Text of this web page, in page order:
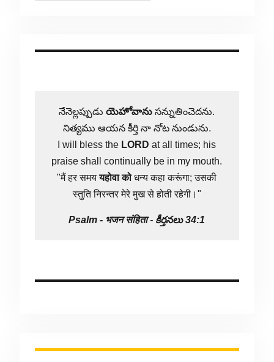
నేనెల్లప్పుడుయెహోవాను సన్నుతించెదను.
నిత్యము ఆయన కీర్తి నా నోట నుండును.
I will bless the LORD at all times; his
praise shall continually be in my mouth.
"मैं हर समययहोवा कोधन्य कहा करूंगा; उसकी
स्तुति निरन्तर मेरे मुख से होती रहेगी।"
Psalm - भजन संहिता- కీర్తనలు 34:1